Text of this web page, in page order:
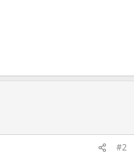
#2